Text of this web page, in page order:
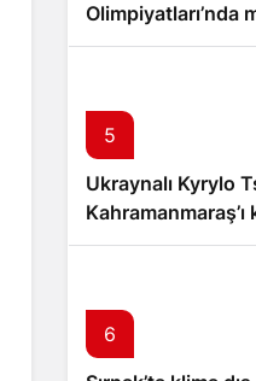
Olimpiyatları’nda
büyük hedefler
5
Ukraynalı Kyrylo
Kahramanmaraş’ı
6